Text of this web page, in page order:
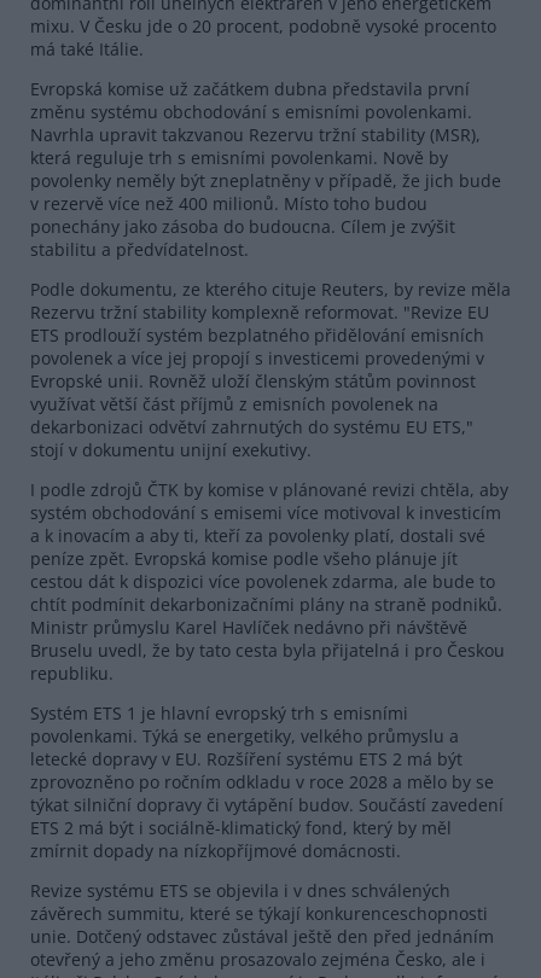
mixu. V Česku jde o 20 procent, podobně vysoké procento
má také Itálie.
Evropská komise už začátkem dubna představila první
změnu systému obchodování s emisními povolenkami.
Navrhla upravit takzvanou Rezervu tržní stability (MSR),
která reguluje trh s emisními povolenkami. Nově by
povolenky neměly být zneplatněny v případě, že jich bude
v rezervě více než 400 milionů. Místo toho budou
ponechány jako zásoba do budoucna. Cílem je zvýšit
stabilitu a předvídatelnost.
Podle dokumentu, ze kterého cituje Reuters, by revize měla
Rezervu tržní stability komplexně reformovat. "Revize EU
ETS prodlouží systém bezplatného přidělování emisních
povolenek a více jej propojí s investicemi provedenými v
Evropské unii. Rovněž uloží členským státům povinnost
využívat větší část příjmů z emisních povolenek na
dekarbonizaci odvětví zahrnutých do systému EU ETS,"
stojí v dokumentu unijní exekutivy.
I podle zdrojů ČTK by komise v plánované revizi chtěla, aby
systém obchodování s emisemi více motivoval k investicím
a k inovacím a aby ti, kteří za povolenky platí, dostali své
peníze zpět. Evropská komise podle všeho plánuje jít
cestou dát k dispozici více povolenek zdarma, ale bude to
chtít podmínit dekarbonizačními plány na straně podniků.
Ministr průmyslu Karel Havlíček nedávno při návštěvě
Bruselu uvedl, že by tato cesta byla přijatelná i pro Českou
republiku.
Systém ETS 1 je hlavní evropský trh s emisními
povolenkami. Týká se energetiky, velkého průmyslu a
letecké dopravy v EU. Rozšíření systému ETS 2 má být
zprovozněno po ročním odkladu v roce 2028 a mělo by se
týkat silniční dopravy či vytápění budov. Součástí zavedení
ETS 2 má být i sociálně-klimatický fond, který by měl
zmírnit dopady na nízkopříjmové domácnosti.
Revize systému ETS se objevila i v dnes schválených
závěrech summitu, které se týkají konkurenceschopnosti
unie. Dotčený odstavec zůstával ještě den před jednáním
otevřený a jeho změnu prosazovalo zejména Česko, ale i